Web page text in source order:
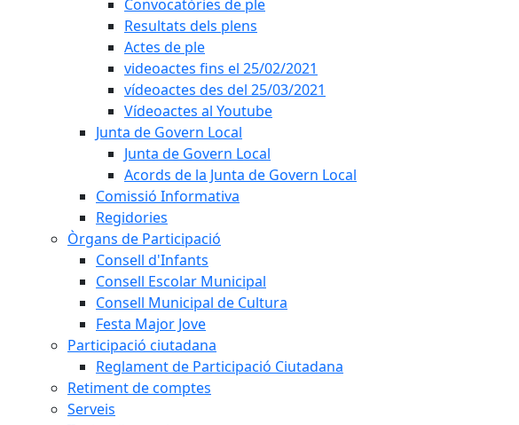
Convocatòries de ple
Resultats dels plens
Actes de ple
videoactes fins el 25/02/2021
vídeoactes des del 25/03/2021
Vídeoactes al Youtube
Junta de Govern Local
Junta de Govern Local
Acords de la Junta de Govern Local
Comissió Informativa
Regidories
Òrgans de Participació
Consell d'Infants
Consell Escolar Municipal
Consell Municipal de Cultura
Festa Major Jove
Participació ciutadana
Reglament de Participació Ciutadana
Retiment de comptes
Serveis